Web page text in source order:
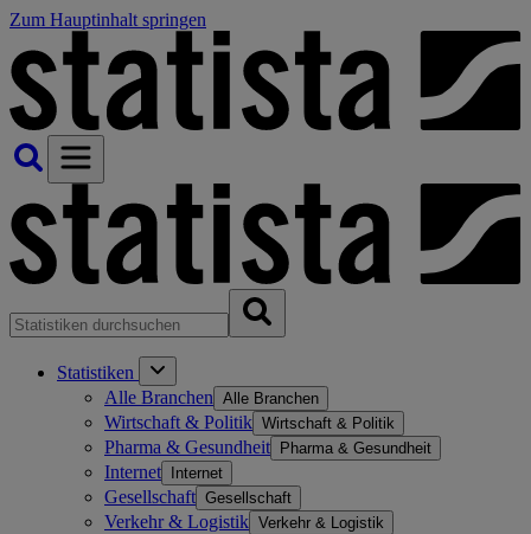
Zum Hauptinhalt springen
Statistiken
Alle Branchen Alle Branchen
Wirtschaft & Politik Wirtschaft & Politik
Pharma & Gesundheit Pharma & Gesundheit
Internet Internet
Gesellschaft Gesellschaft
Verkehr & Logistik Verkehr & Logistik